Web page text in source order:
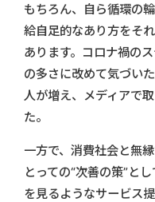
もちろん、自ら循環の
給自足的なあり方をそ
あります。コロナ禍の
の多さに改めて気づい
人が増え、メディアで
た。
一方で、消費社会と無
とっての“次善の策”と
を見るようなサービス